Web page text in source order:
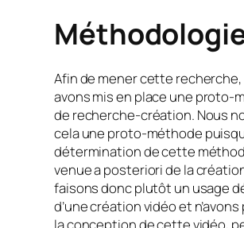
Afin de mener cette
avons mis en place une proto-
de recherche-création. Nous
cela une proto-méthode
détermination de cette
venuea posterioride la
faisons donc plutôt un usage
d’une création vidéo et n’avons
la conception de cette vidéo,